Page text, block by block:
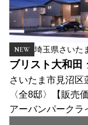
NEW 埼玉県さいた
ブリスト大和田
さいたま市見沼区
〈全8邸〉【販売
アーバンパーク